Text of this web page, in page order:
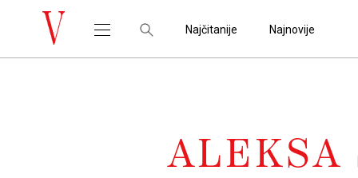
Najčitanije Najnovije
ALEKSA